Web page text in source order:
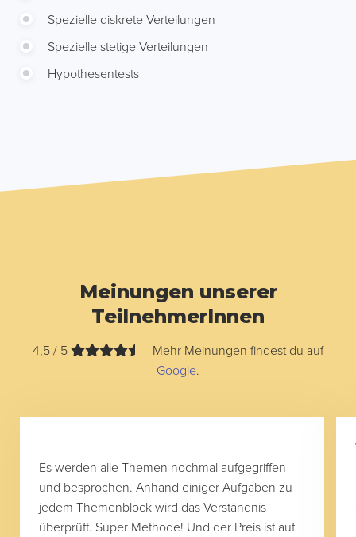
Spezielle diskrete Verteilungen
Spezielle stetige Verteilungen
Hypothesentests
Meinungen unserer
TeilnehmerInnen
4,5 / 5
- Mehr Meinungen findest du auf
Google.
Es werden alle Themen nochmal aufgegriffen
und besprochen. Anhand einiger Aufgaben zu
jedem Themenblock wird das Verständnis
überprüft. Super Methode! Und der Preis ist auf